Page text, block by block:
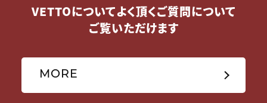
VETTOについてよく頂くご質問について
ご覧いただけます
MORE